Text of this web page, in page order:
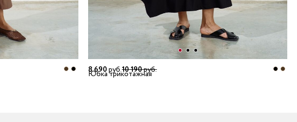
8 690руб.10 190руб.
Юбка трикотажная